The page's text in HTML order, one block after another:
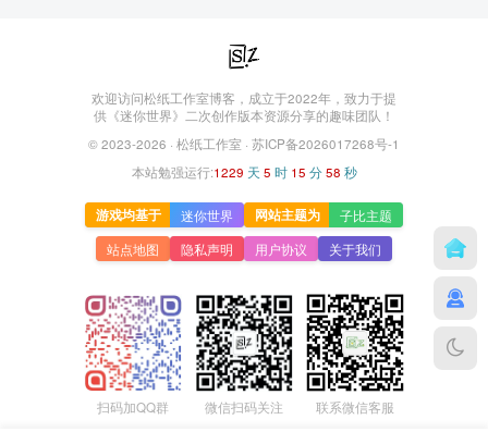
欢迎访问松纸工作室博客，成立于2022年，致力于提
供《迷你世界》二次创作版本资源分享的趣味团队！
© 2023-2026 · 松纸工作室 · 苏ICP备2026017268号-1
本站勉强运行:1229 天 5 时 15 分58 秒
游戏均基于 迷你世界 网站主题为
子比主题
站点地图
隐私声明 用户协议 关于我们
扫码加QQ群 微信扫码关注 联系微信客服